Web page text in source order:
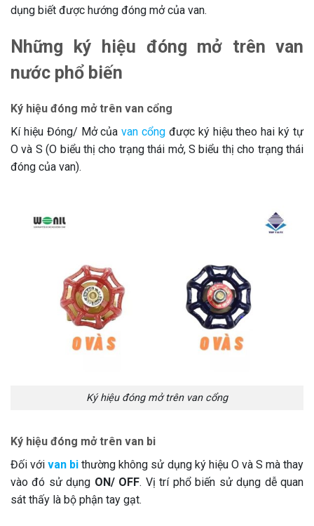
dụng biết được hướng đóng mở của van.
Những ký hiệu đóng mở trên van
nước phổ biến
Ký hiệu đóng mở trên van cổng
Kí hiệu Đóng/ Mở củavan cổng được ký hiệu theo hai ký tự
O và S (O biểu thị cho trạng thái mở, S biểu thị cho trạng thái
đóng của van).
Ký hiệu đóng mở trên van cổng
Ký hiệu đóng mở trên van bi
Đối vớivan bi thường không sử dụng ký hiệu O và S mà thay
vào đó sử dụng ON/ OFF. Vị trí phổ biến sử dụng dễ quan
sát thấy là bộ phận tay gạt.